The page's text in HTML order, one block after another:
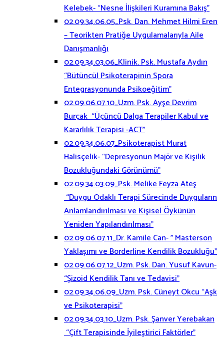
Kelebek- “Nesne İlişkileri Kuramına Bakış”
02.09.34.06.05_Psk. Dan. Mehmet Hilmi Eren
– Teorikten Pratiğe Uygulamalarıyla Aile
Danışmanlığı
02.09.34.03.06_Klinik. Psk. Mustafa Aydın
“Bütüncül Psikoterapinin Spora
Entegrasyonunda Psikoeğitim”
02.09.06.07.10_Uzm. Psk. Ayşe Devrim
Burçak “Üçüncü Dalga Terapiler Kabul ve
Kararlılık Terapisi -ACT”
02.09.34.06.07_Psikoterapist Murat
Halisçelik- “Depresyonun Majör ve Kişilik
Bozukluğundaki Görünümü”
02.09.34.03.09_Psk. Melike Feyza Ateş
“Duygu Odaklı Terapi Sürecinde Duyguların
Anlamlandırılması ve Kişisel Öykünün
Yeniden Yapılandırılması”
02.09.06.07.11_Dr. Kamile Can- ” Masterson
Yaklaşımı ve Borderline Kendilik Bozukluğu”
02.09.06.07.12_Uzm. Psk. Dan. Yusuf Kavun-
“Şizoid Kendilik Tanı ve Tedavisi”
02.09.34.06.09_Uzm. Psk. Cüneyt Okcu “Aşk
ve Psikoterapisi”
02.09.34.03.10_Uzm. Psk. Şanver Yerebakan
“Çift Terapisinde İyileştirici Faktörler”